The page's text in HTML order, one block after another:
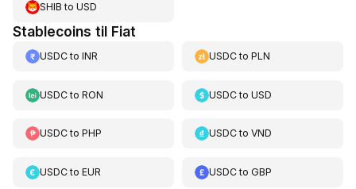
SHIB to USD
Stablecoins til Fiat
USDCto INR USDCtoPLN
USDCto RON USDCtoUSD
USDCto PHP USDCtoVND
USDCto EUR USDCtoGBP